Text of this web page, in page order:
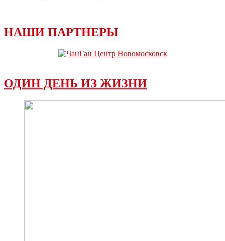
НАШИ ПАРТНЕРЫ
ОДИН ДЕНЬ ИЗ ЖИЗНИ